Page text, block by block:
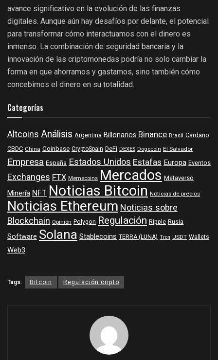
avance significativo en la evolución de las finanzas
digitales. Aunque aún hay desafíos por delante, el potencial
para transformar cómo interactuamos con el dinero es
inmenso. La combinación de seguridad bancaria y la
innovación de las criptomonedas podría no solo cambiar la
forma en que ahorramos y gastamos, sino también cómo
concebimos el dinero en su totalidad.
Categorías
Altcoins Análisis Argentina Billonarios Binance Brasil Cardano
CBDC China Coinbase CryptoSpain DeFi DEXES Dogecoin El Salvador
Empresa España Estados Unidos Estafas Europa Eventos
Exchanges FTX Memecoins Mercados Metaverso
Minería NFTNoticias Bitcoin Noticias de precios
Noticias EthereumNoticias sobre
Blockchain Opinión Polygon Regulación Ripple Rusia
Software Solana Stablecoins TERRA (LUNA) Tron USDT Wallets
Web3
Tags: Bitcoin Regulación cripto